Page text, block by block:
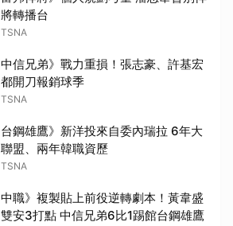
將轉播台
TSNA
中信兄弟》戰力重損！張志豪、許基宏
都開刀報銷球季
TSNA
台鋼雄鷹》新洋投來自委內瑞拉 6年大
聯盟、兩年韓職資歷
TSNA
中職》複製貼上前役逆轉劇本！黃韋盛
雙安3打點 中信兄弟6比1踢館台鋼雄鷹